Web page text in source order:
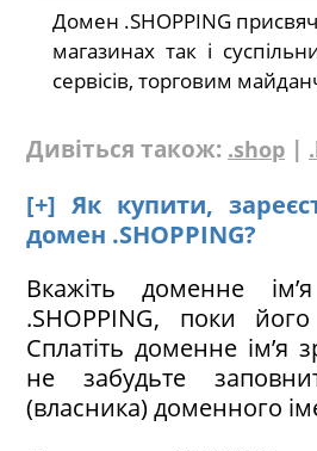
Домен .SHOPPING
магазинах так і
сервісів, торговим
Дивіться також: .shop |
[+] Як купити,
домен .SHOPPING?
Вкажіть доменне
.SHOPPING, поки
Сплатіть доменне ім’я
не забудьте
(власника) доменного